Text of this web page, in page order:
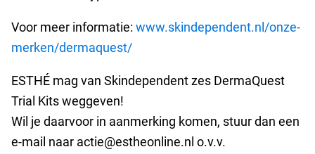
Voor meer informatie: www.skindependent.nl/onze-
merken/dermaquest/
ESTHÉ mag van Skindependent zes DermaQuest
Trial Kits weggeven!
Wil je daarvoor in aanmerking komen, stuur dan een
e-mail naar actie@estheonline.nl o.v.v.